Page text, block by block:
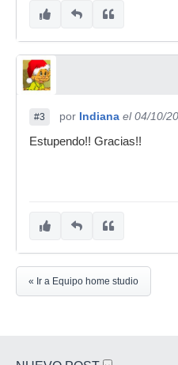
#3 por Indiana el 04/10/
Estupendo!! Gracias!!
« Ir a Equipo home studio